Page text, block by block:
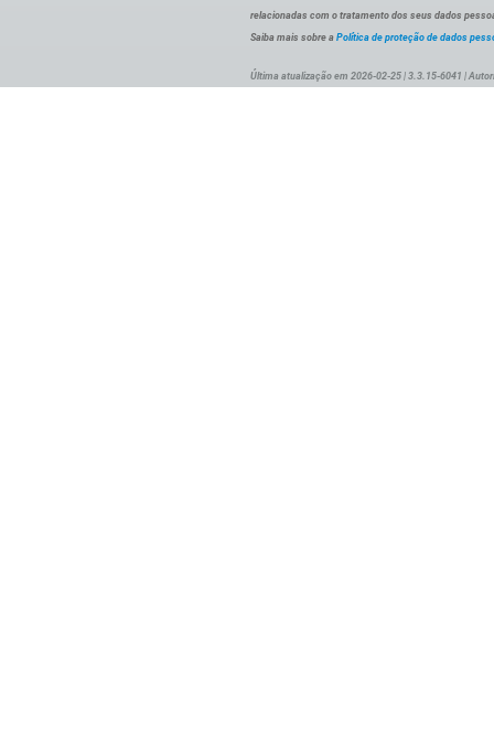
relacionadas com o tratamento dos seus dados
Saiba mais sobre a Política de proteção de dados
Última atualização em 2026-02-25 | 3.3.15-6041 |